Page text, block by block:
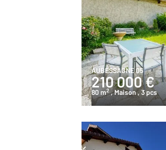
AUBESSAGNE 05
210 000 €
80 m2 , Maison, 3 pcs